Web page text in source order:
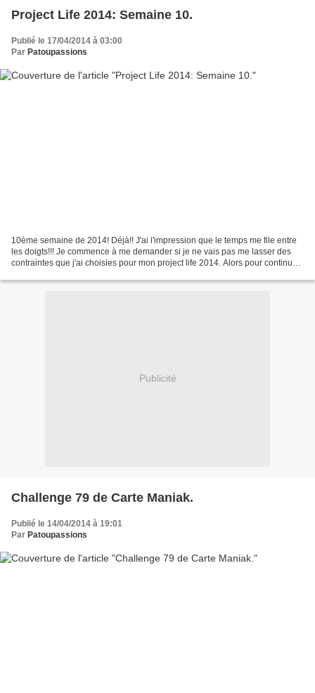
Project Life 2014: Semaine 10.
Publié le 17/04/2014 à 03:00
Par Patoupassions
10ème semaine de 2014! Déjà!! J'ai l'impression que le temps me file entre
les doigts!!! Je commence à me demander si je ne vais pas me lasser des
contraintes que j'ai choisies pour mon project life 2014. Alors pour continuer
Publicité
Challenge 79 de Carte Maniak.
Publié le 14/04/2014 à 19:01
Par Patoupassions